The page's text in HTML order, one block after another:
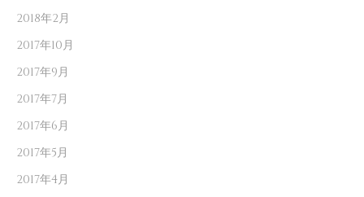
2018年2月
2017年10月
2017年9月
2017年7月
2017年6月
2017年5月
2017年4月